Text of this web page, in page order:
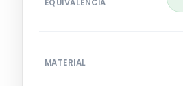
EQUIVALÊNCIA
MATERIAL